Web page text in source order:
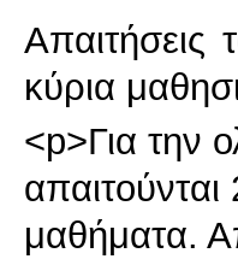
κύρια
<p>Για την
μαθήματα.